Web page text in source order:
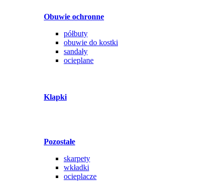
Obuwie ochronne
półbuty
obuwie do kostki
sandały
ocieplane
Klapki
Pozostałe
skarpety
wkładki
ocieplacze